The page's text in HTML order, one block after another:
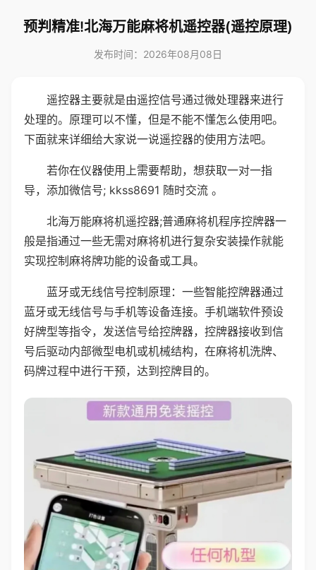
预判精准!北海万能麻将机遥控器(遥控原理)
发布时间：2026年08月08日
遥控器主要就是由遥控信号通过微处理器来进行
处理的。原理可以不懂，但是不能不懂怎么使用吧。
下面就来详细给大家说一说遥控器的使用方法吧。
若你在仪器使用上需要帮助，想获取一对一指
导，添加微信号; kkss8691 随时交流 。
北海万能麻将机遥控器;普通麻将机程序控牌器一
般是指通过一些无需对麻将机进行复杂安装操作就能
实现控制麻将牌功能的设备或工具。
蓝牙或无线信号控制原理：一些智能控牌器通过
蓝牙或无线信号与手机等设备连接。手机端软件预设
好牌型等指令，发送信号给控牌器，控牌器接收到信
号后驱动内部微型电机或机械结构，在麻将机洗牌、
码牌过程中进行干预，达到控牌目的。